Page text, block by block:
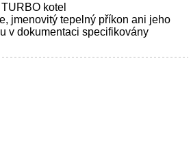
kotel
jmenovitý tepelný příkon ani jeho
v dokumentaci specifikovány